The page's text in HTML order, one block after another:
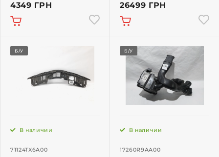
4349 ГРН 26499 ГРН
Б/У
71124TX6A00
В наличии
Б/У
17260R9AA00
В наличии